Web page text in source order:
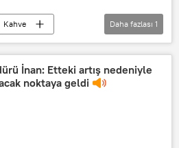
Kahve
Daha fazlası 1
İnan: Etteki artış nedeniyle
noktaya geldi